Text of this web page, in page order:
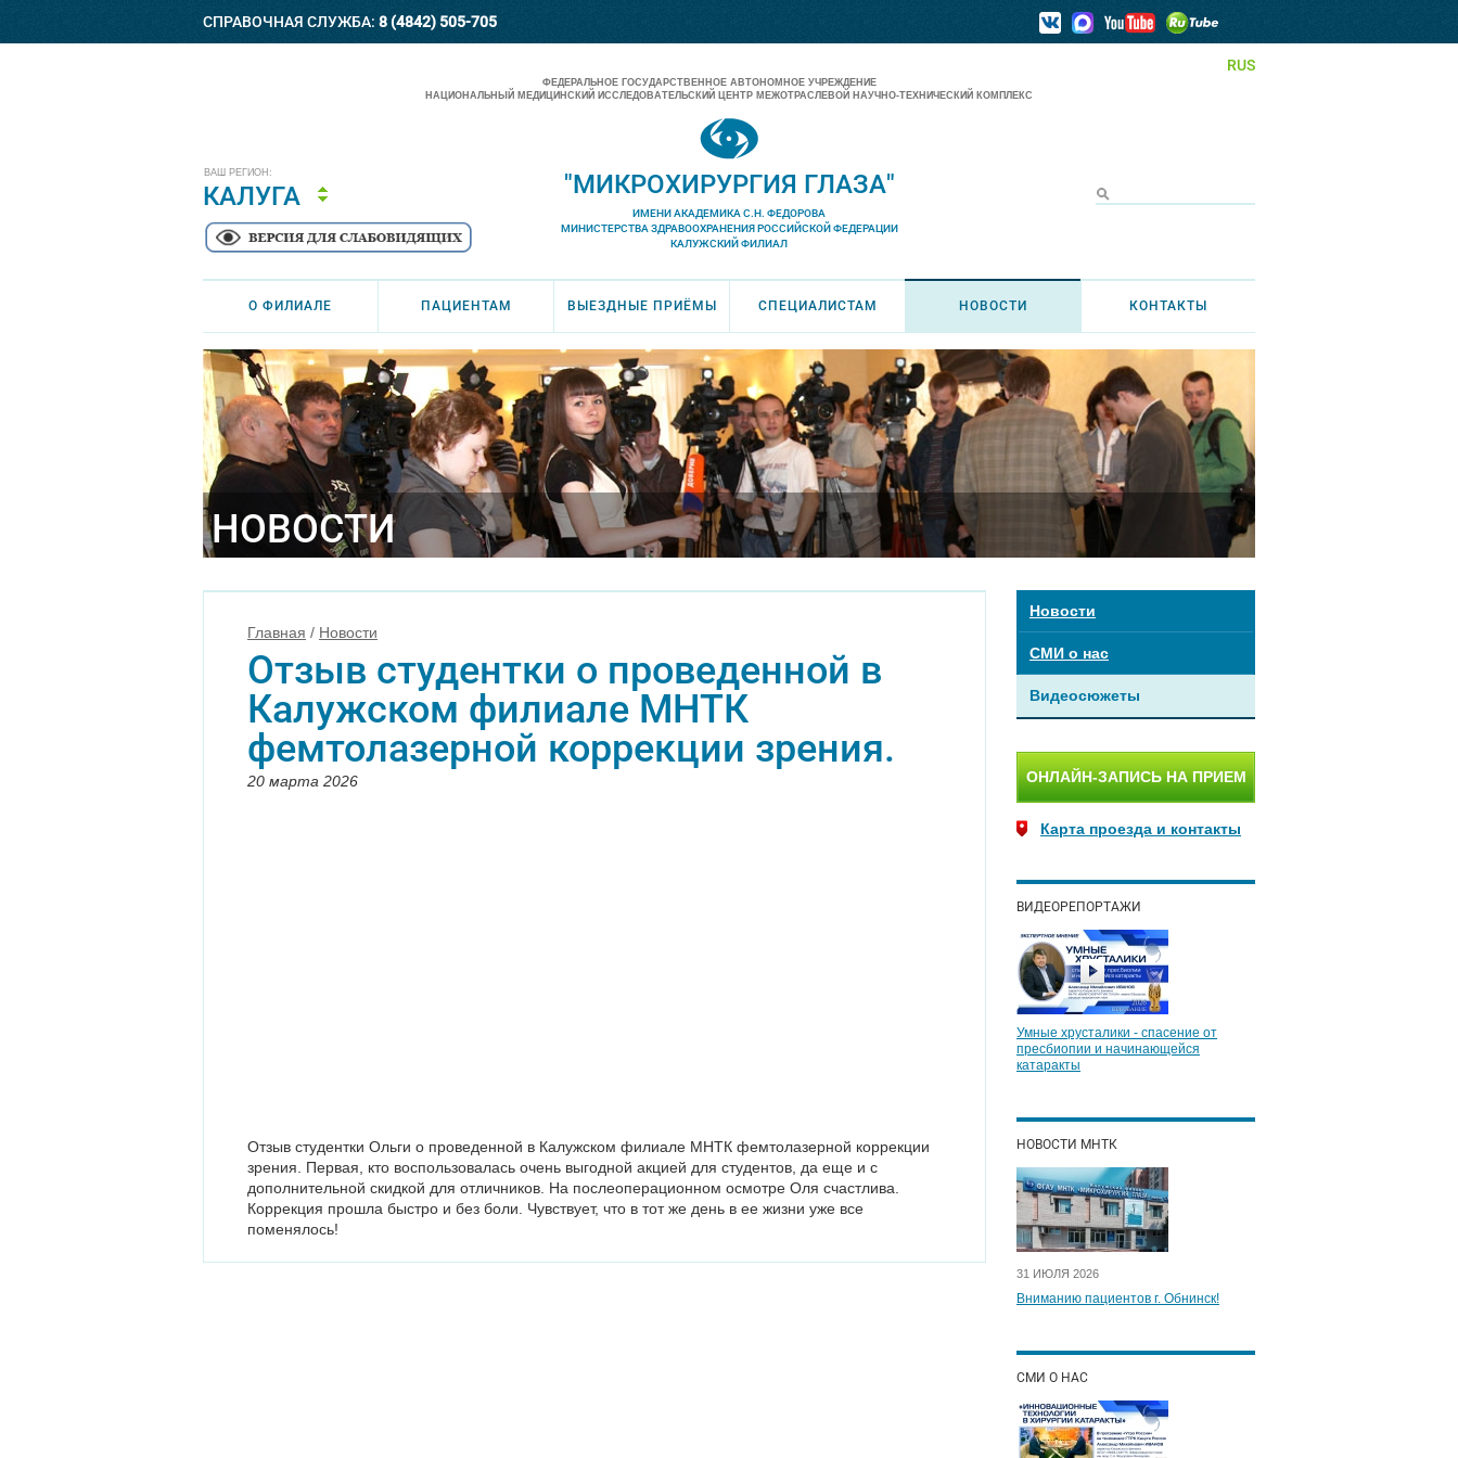
СПРАВОЧНАЯ СЛУЖБА: 8 (4842) 505-705
RUS
ВАШ РЕГИОН:
КАЛУГА
ФЕДЕРАЛЬНОЕ ГОСУДАРСТВЕННОЕ АВТОНОМНОЕ УЧРЕЖДЕНИЕ
НАЦИОНАЛЬНЫЙ МЕДИЦИНСКИЙ ИССЛЕДОВАТЕЛЬСКИЙ ЦЕНТР МЕЖОТРАСЛЕВОЙ НАУЧНО-ТЕХНИЧЕСКИЙ КОМПЛЕКС
"МИКРОХИРУРГИЯ ГЛАЗА"
ИМЕНИ АКАДЕМИКА С.Н. ФЕДОРОВА
МИНИСТЕРСТВА ЗДРАВООХРАНЕНИЯ РОССИЙСКОЙ ФЕДЕРАЦИИ
КАЛУЖСКИЙ ФИЛИАЛ
О ФИЛИАЛЕ ПАЦИЕНТАМ ВЫЕЗДНЫЕ ПРИЁМЫ СПЕЦИАЛИСТАМ НОВОСТИ КОНТАКТЫ
НОВОСТИ
Главная / Новости
Отзыв студентки о проведенной в
Калужском филиале МНТК
фемтолазерной коррекции зрения.
20 марта 2026
Отзыв студентки Ольги о проведенной в Калужском филиале МНТК фемтолазерной коррекции
зрения. Первая, кто воспользовалась очень выгодной акцией для студентов, да еще и с
дополнительной скидкой для отличников. На послеоперационном осмотре Оля счастлива.
Коррекция прошла быстро и без боли. Чувствует, что в тот же день в ее жизни уже все
поменялось!
Новости
СМИ о нас
Видеосюжеты
ОНЛАЙН-ЗАПИСЬ НА ПРИЕМ
Карта проезда и контакты
ВИДЕОРЕПОРТАЖИ
Умные хрусталики - спасение от
пресбиопии и начинающейся
катаракты
НОВОСТИ МНТК
31 ИЮЛЯ 2026
Вниманию пациентов г. Обнинск!
СМИ О НАС